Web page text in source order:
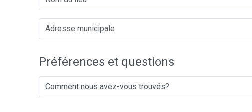
Préférences et questions